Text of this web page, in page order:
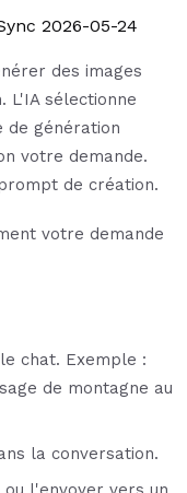
2026-05-24
des images
L'IA sélectionne
de génération
votre demande.
de création.
votre demande
chat. Exemple :
de montagne au
la conversation.